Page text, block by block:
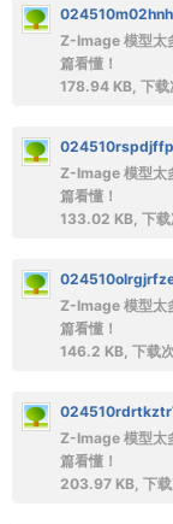
Z-Image 模型太
篇看懂！
178.94 KB, 下载
Z-Image 模型太
篇看懂！
133.02 KB, 下
Z-Image 模型太
篇看懂！
146.2 KB, 下载
Z-Image 模型太
篇看懂！
203.97 KB, 下